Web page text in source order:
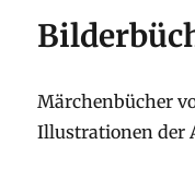
Märchenbücher
Illustrationen der